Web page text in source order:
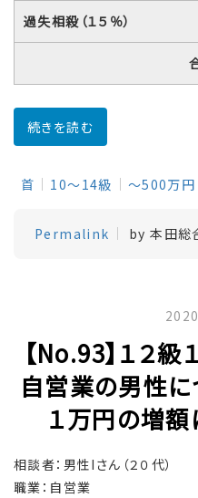
過失相殺（１５％）
続きを読む
首 10～14級 ～500万円
Permalink by 本田総
【No.93】１２
自営業の男性に
１万円の増
相談者：男性Iさん（２０代）
職業：自営業